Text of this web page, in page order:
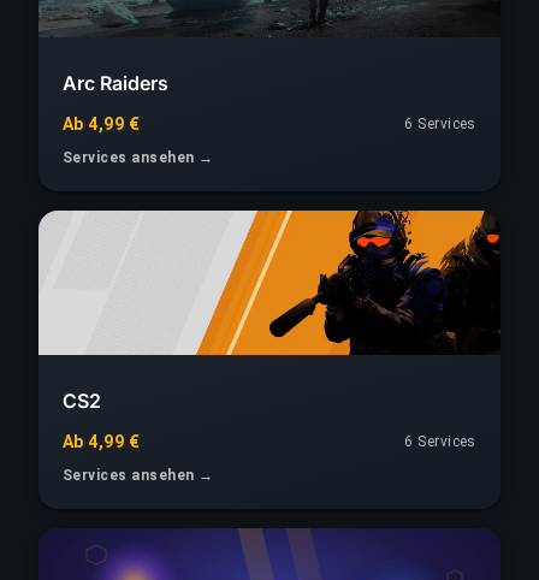
Arc Raiders
Ab 4,99 €
6 Services
Services ansehen →
CS2
Ab 4,99 €
6 Services
Services ansehen →